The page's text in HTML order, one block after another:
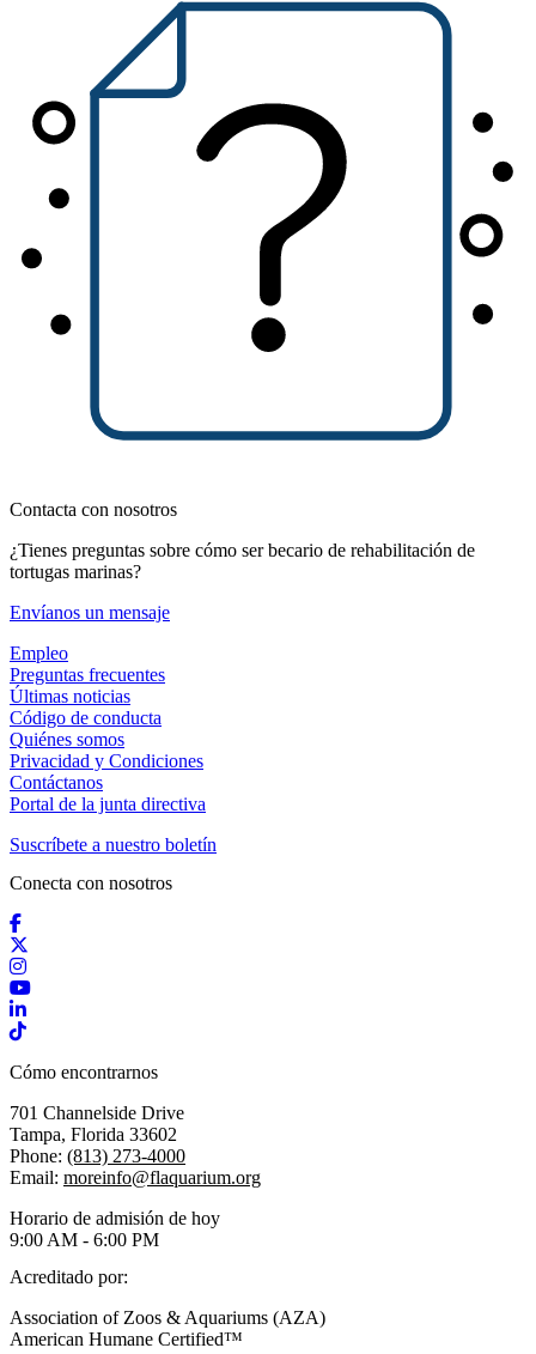
Contacta con nosotros
¿Tienes preguntas sobre cómo ser becario de rehabilitación de
tortugas marinas?
Envíanos un mensaje
Empleo
Preguntas frecuentes
Últimas noticias
Código de conducta
Quiénes somos
Privacidad y Condiciones
Contáctanos
Portal de la junta directiva
Suscríbete a nuestro boletín
Conecta con nosotros
Facebook
Instagram
YouTube
LinkedIn
TikTok
Cómo encontrarnos
701 Channelside Drive
Tampa, Florida 33602
Phone: (813) 273-4000
Email: moreinfo@flaquarium.org
Horario de admisión de hoy
9:00 AM - 6:00 PM
Acreditado por:
Association of Zoos & Aquariums (AZA)
American Humane Certified™